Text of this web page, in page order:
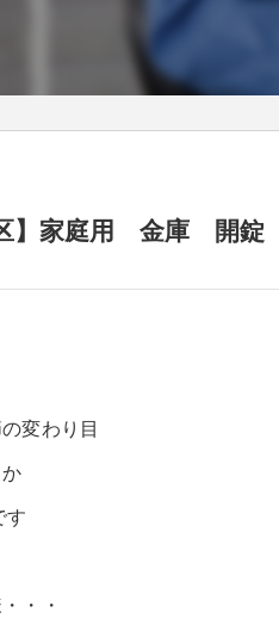
区】家庭用 金庫 開錠
変わり目
す
・・